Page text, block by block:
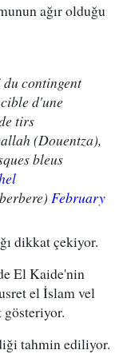
ağır olduğu
contingent
d'une
tirs
(Douentza),
bleus
February
dikkat çekiyor.
El Kaide'nin
el İslam vel
tahmin ediliyor.